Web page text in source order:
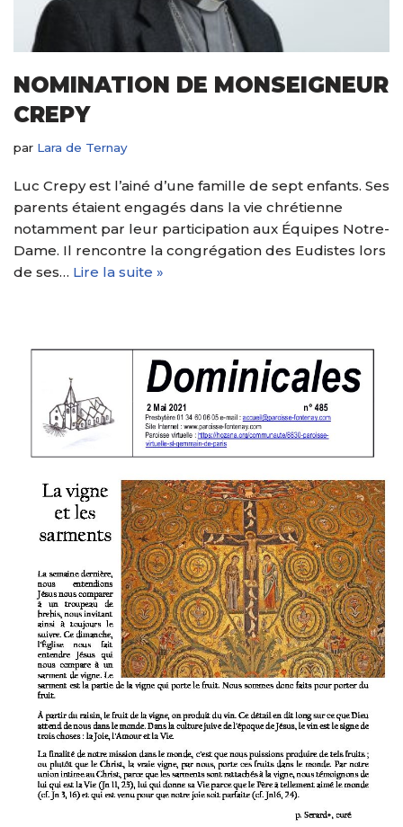
NOMINATION DE MONSEIGNEUR
CREPY
par Lara de Ternay
Luc Crepy est l’ainé d’une famille de sept enfants. Ses
parents étaient engagés dans la vie chrétienne
notamment par leur participation aux Équipes Notre-
Dame. Il rencontre la congrégation des Eudistes lors
de ses… Lire la suite »